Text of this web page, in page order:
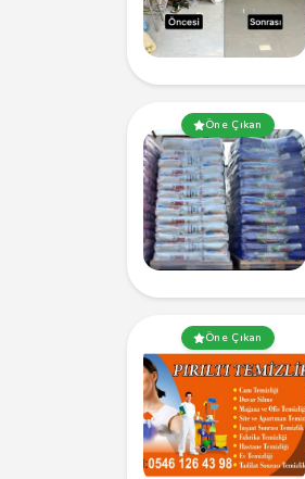
Öne Çıkan
Öne Çıkan